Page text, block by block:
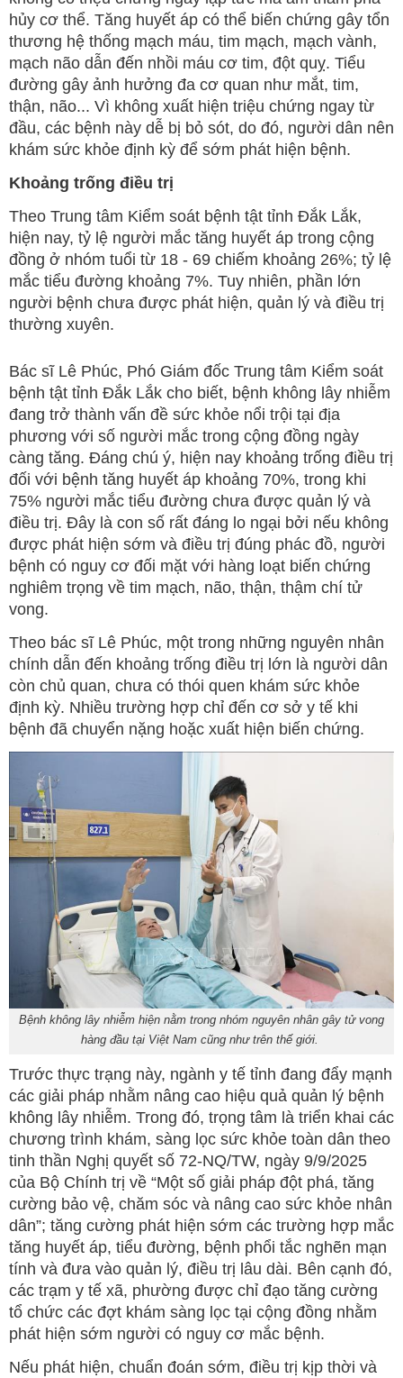
hủy cơ thể. Tăng huyết áp có thể biến chứng gây tổn
thương hệ thống mạch máu, tim mạch, mạch vành,
mạch não dẫn đến nhồi máu cơ tim, đột quỵ. Tiểu
đường gây ảnh hưởng đa cơ quan như mắt, tim,
thận, não... Vì không xuất hiện triệu chứng ngay từ
đầu, các bệnh này dễ bị bỏ sót, do đó, người dân nên
khám sức khỏe định kỳ để sớm phát hiện bệnh.
Khoảng trống điều trị
Theo Trung tâm Kiểm soát bệnh tật tỉnh Đắk Lắk,
hiện nay, tỷ lệ người mắc tăng huyết áp trong cộng
đồng ở nhóm tuổi từ 18 - 69 chiếm khoảng 26%; tỷ lệ
mắc tiểu đường khoảng 7%. Tuy nhiên, phần lớn
người bệnh chưa được phát hiện, quản lý và điều trị
thường xuyên.
Bác sĩ Lê Phúc, Phó Giám đốc Trung tâm Kiểm soát
bệnh tật tỉnh Đắk Lắk cho biết, bệnh không lây nhiễm
đang trở thành vấn đề sức khỏe nổi trội tại địa
phương với số người mắc trong cộng đồng ngày
càng tăng. Đáng chú ý, hiện nay khoảng trống điều trị
đối với bệnh tăng huyết áp khoảng 70%, trong khi
75% người mắc tiểu đường chưa được quản lý và
điều trị. Đây là con số rất đáng lo ngại bởi nếu không
được phát hiện sớm và điều trị đúng phác đồ, người
bệnh có nguy cơ đối mặt với hàng loạt biến chứng
nghiêm trọng về tim mạch, não, thận, thậm chí tử
vong.
Theo bác sĩ Lê Phúc, một trong những nguyên nhân
chính dẫn đến khoảng trống điều trị lớn là người dân
còn chủ quan, chưa có thói quen khám sức khỏe
định kỳ. Nhiều trường hợp chỉ đến cơ sở y tế khi
bệnh đã chuyển nặng hoặc xuất hiện biến chứng.
Bệnh không lây nhiễm hiện nằm trong nhóm nguyên nhân gây tử vong
hàng đầu tại Việt Nam cũng như trên thế giới.
Trước thực trạng này, ngành y tế tỉnh đang đẩy mạnh
các giải pháp nhằm nâng cao hiệu quả quản lý bệnh
không lây nhiễm. Trong đó, trọng tâm là triển khai các
chương trình khám, sàng lọc sức khỏe toàn dân theo
tinh thần Nghị quyết số 72-NQ/TW, ngày 9/9/2025
của Bộ Chính trị về “Một số giải pháp đột phá, tăng
cường bảo vệ, chăm sóc và nâng cao sức khỏe nhân
dân”; tăng cường phát hiện sớm các trường hợp mắc
tăng huyết áp, tiểu đường, bệnh phổi tắc nghẽn mạn
tính và đưa vào quản lý, điều trị lâu dài. Bên cạnh đó,
các trạm y tế xã, phường được chỉ đạo tăng cường
tổ chức các đợt khám sàng lọc tại cộng đồng nhằm
phát hiện sớm người có nguy cơ mắc bệnh.
Nếu phát hiện, chuẩn đoán sớm, điều trị kịp thời và